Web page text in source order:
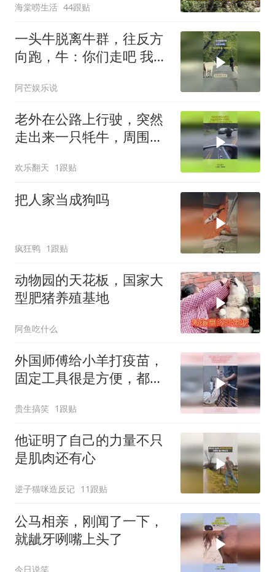
海棠唠生活 44跟贴
一头牛脱离牛群，往反方
向跑，牛：你们走吧 我一
阿芒娱乐说
老外在公路上行驶，突然
走出来一只牦牛，周围几
欢乐翻天 1跟贴
把人家当成狗吗
疯狂鸭 1跟贴
动物园的天花板，国家大
型肥猪养殖基地
阿鱼吃什么
外国师傅给小羊打疫苗，
固定工具很是方便，都是
贵生搞笑 1跟贴
他证明了自己的力量不只
是肌肉还有心
逆子猫咪造反记 11跟贴
公马相亲，刚闻了一下，
就龇牙咧嘴上头了
今日说笑